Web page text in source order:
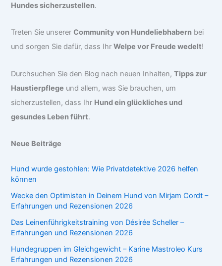
Hundes sicherzustellen.
Treten Sie unsererCommunity von Hundeliebhabern bei
und sorgen Sie dafür, dass IhrWelpe vor Freude wedelt!
Durchsuchen Sie den Blog nach neuen Inhalten,Tipps zur
Haustierpflege und allem, was Sie brauchen, um
sicherzustellen, dass Ihr Hund ein glückliches und
gesundes Leben führt.
Neue Beiträge
Hund wurde gestohlen: Wie Privatdetektive 2026 helfen
können
Wecke den Optimisten in Deinem Hund von Mirjam Cordt –
Erfahrungen und Rezensionen 2026
Das Leinenführigkeitstraining von Désirée Scheller –
Erfahrungen und Rezensionen 2026
Hundegruppen im Gleichgewicht – Karine Mastroleo Kurs
Erfahrungen und Rezensionen 2026